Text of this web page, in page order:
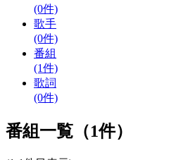
(0件)
歌手
(0件)
番組
(1件)
歌詞
(0件)
番組一覧（1件）